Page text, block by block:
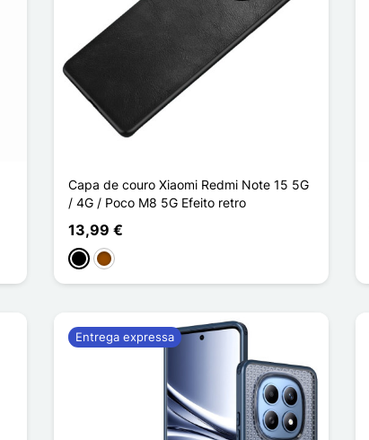
Capa de couro Xiaomi Redmi Note 15 5G
/ 4G / Poco M8 5G Efeito retro
13,99 €
PretoCastanho
Entrega expressa